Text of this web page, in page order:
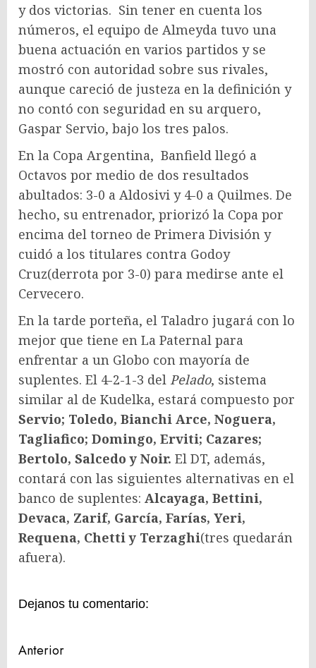
y dos victorias. Sin tener en cuenta los
números, el equipo de Almeyda tuvo una
buena actuación en varios partidos y se
mostró con autoridad sobre sus rivales,
aunque careció de justeza en la definición y
no contó con seguridad en su arquero,
Gaspar Servio, bajo los tres palos.
En la Copa Argentina, Banfield llegó a
Octavos por medio de dos resultados
abultados: 3-0 a Aldosivi y 4-0 a Quilmes. De
hecho, su entrenador, priorizó la Copa por
encima del torneo de Primera División y
cuidó a los titulares contra Godoy
Cruz(derrota por 3-0) para medirse ante el
Cervecero.
En la tarde porteña, el Taladro jugará con lo
mejor que tiene en La Paternal para
enfrentar a un Globo con mayoría de
suplentes. El 4-2-1-3 del Pelado, sistema
similar al de Kudelka, estará compuesto por
Servio; Toledo, Bianchi Arce, Noguera,
Tagliafico; Domingo, Erviti; Cazares;
Bertolo, Salcedo y Noir. El DT, además,
contará con las siguientes alternativas en el
banco de suplentes: Alcayaga, Bettini,
Devaca, Zarif, García, Farías, Yeri,
Requena, Chetti y Terzaghi(tres quedarán
afuera).
Dejanos tu comentario:
Navegación
Anterior